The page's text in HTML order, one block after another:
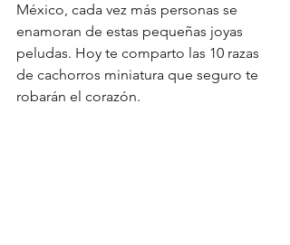
México, cada vez más personas se
enamoran de estas pequeñas joyas
peludas. Hoy te comparto las 10 razas
de cachorros miniatura que seguro te
robarán el corazón.